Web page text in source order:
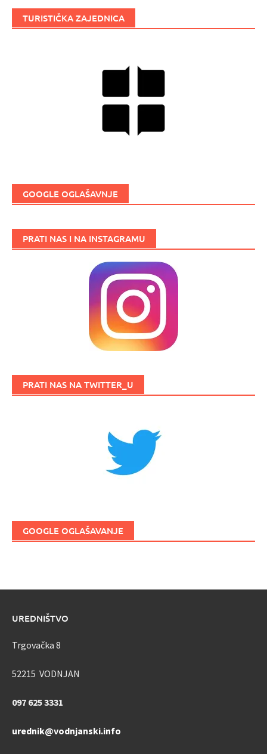
TURISTIČKA ZAJEDNICA
GOOGLE OGLAŠAVNJE
PRATI NAS I NA INSTAGRAMU
PRATI NAS NA TWITTER_U
GOOGLE OGLAŠAVANJE
UREDNIŠTVO
Trgovačka 8
52215 VODNJAN
097 625 3331
urednik@vodnjanski.info